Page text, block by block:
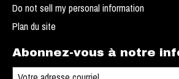
Do not sell my personal information
Plan du site
Abonnez-vous à notre